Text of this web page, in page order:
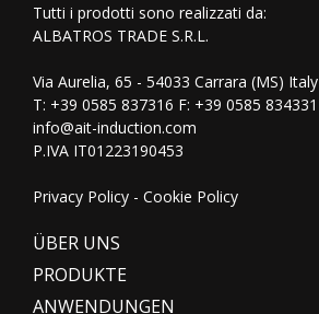
Tutti i prodotti sono realizzati da:
ALBATROS TRADE S.R.L.
Via Aurelia, 65 - 54033 Carrara (MS) Italy
T: +39 0585 837316 F: +39 0585 834331
info@ait-induction.com
P.IVA IT01223190453
Privacy Policy - Cookie Policy
ÜBER UNS
PRODUKTE
ANWENDUNGEN